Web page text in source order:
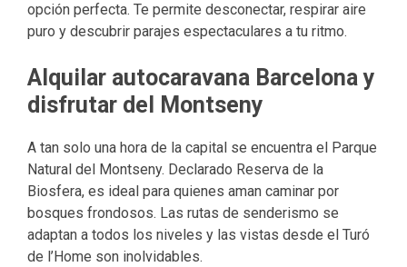
opción perfecta. Te permite desconectar, respirar aire
puro y descubrir parajes espectaculares a tu ritmo.
Alquilar autocaravana Barcelona y
disfrutar del Montseny
A tan solo una hora de la capital se encuentra el Parque
Natural del Montseny. Declarado Reserva de la
Biosfera, es ideal para quienes aman caminar por
bosques frondosos. Las rutas de senderismo se
adaptan a todos los niveles y las vistas desde el Turó
de l’Home son inolvidables.